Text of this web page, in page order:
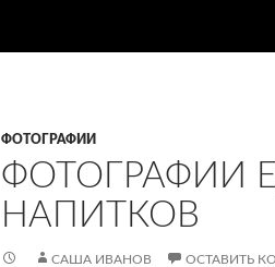
ФОТОГРАФИИ
ФОТОГРАФИИ
НАПИТКОВ
САША ИВАНОВ ОСТАВИТЬ